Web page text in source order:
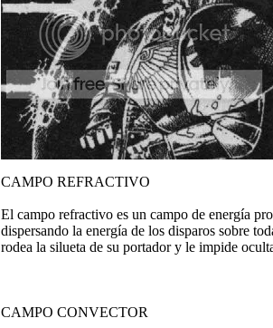
CAMPO REFRACTIVO
El campo refractivo es un campo de energía
dispersando la energía de los disparos sobre
rodea la silueta de su portador y le impide
CAMPO CONVECTOR